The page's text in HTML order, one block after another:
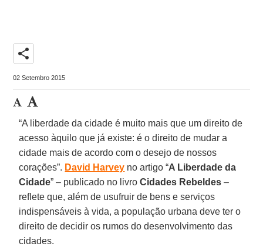
share
02 Setembro 2015
“A liberdade da cidade é muito mais que um direito de
acesso àquilo que já existe: é o direito de mudar a
cidade mais de acordo com o desejo de nossos
corações”. David Harvey no artigo “A Liberdade da
Cidade” – publicado no livroCidades Rebeldes –
reflete que, além de usufruir de bens e serviços
indispensáveis à vida, a população urbana deve ter o
direito de decidir os rumos do desenvolvimento das
cidades.